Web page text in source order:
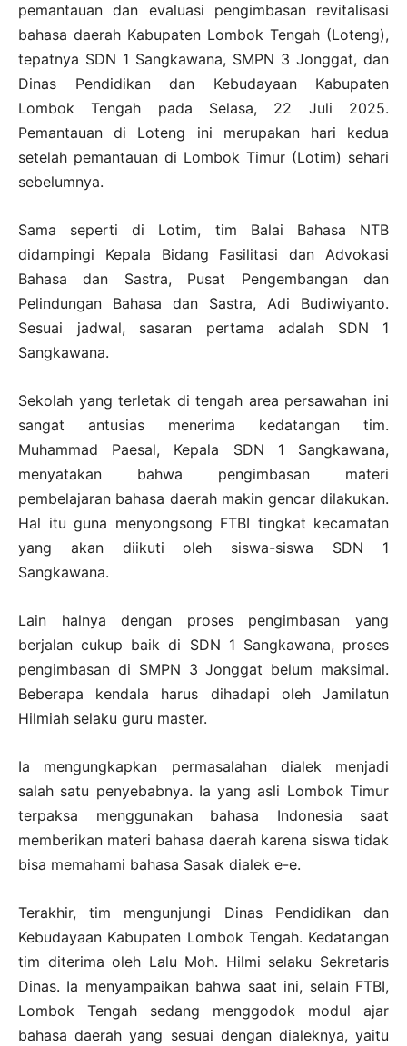
pemantauan dan evaluasi pengimbasan revitalisasi
bahasa daerah Kabupaten Lombok Tengah (Loteng),
tepatnya SDN 1 Sangkawana, SMPN 3 Jonggat, dan
Dinas Pendidikan dan Kebudayaan Kabupaten
Lombok Tengah pada Selasa, 22 Juli 2025.
Pemantauan di Loteng ini merupakan hari kedua
setelah pemantauan di Lombok Timur (Lotim) sehari
sebelumnya.
Sama seperti di Lotim, tim Balai Bahasa NTB
didampingi Kepala Bidang Fasilitasi dan Advokasi
Bahasa dan Sastra, Pusat Pengembangan dan
Pelindungan Bahasa dan Sastra, Adi Budiwiyanto.
Sesuai jadwal, sasaran pertama adalah SDN 1
Sangkawana.
Sekolah yang terletak di tengah area persawahan ini
sangat antusias menerima kedatangan tim.
Muhammad Paesal, Kepala SDN 1 Sangkawana,
menyatakan bahwa pengimbasan materi
pembelajaran bahasa daerah makin gencar dilakukan.
Hal itu guna menyongsong FTBI tingkat kecamatan
yang akan diikuti oleh siswa-siswa SDN 1
Sangkawana.
Lain halnya dengan proses pengimbasan yang
berjalan cukup baik di SDN 1 Sangkawana, proses
pengimbasan di SMPN 3 Jonggat belum maksimal.
Beberapa kendala harus dihadapi oleh Jamilatun
Hilmiah selaku guru master.
Ia mengungkapkan permasalahan dialek menjadi
salah satu penyebabnya. Ia yang asli Lombok Timur
terpaksa menggunakan bahasa Indonesia saat
memberikan materi bahasa daerah karena siswa tidak
bisa memahami bahasa Sasak dialek e-e.
Terakhir, tim mengunjungi Dinas Pendidikan dan
Kebudayaan Kabupaten Lombok Tengah. Kedatangan
tim diterima oleh Lalu Moh. Hilmi selaku Sekretaris
Dinas. Ia menyampaikan bahwa saat ini, selain FTBI,
Lombok Tengah sedang menggodok modul ajar
bahasa daerah yang sesuai dengan dialeknya, yaitu